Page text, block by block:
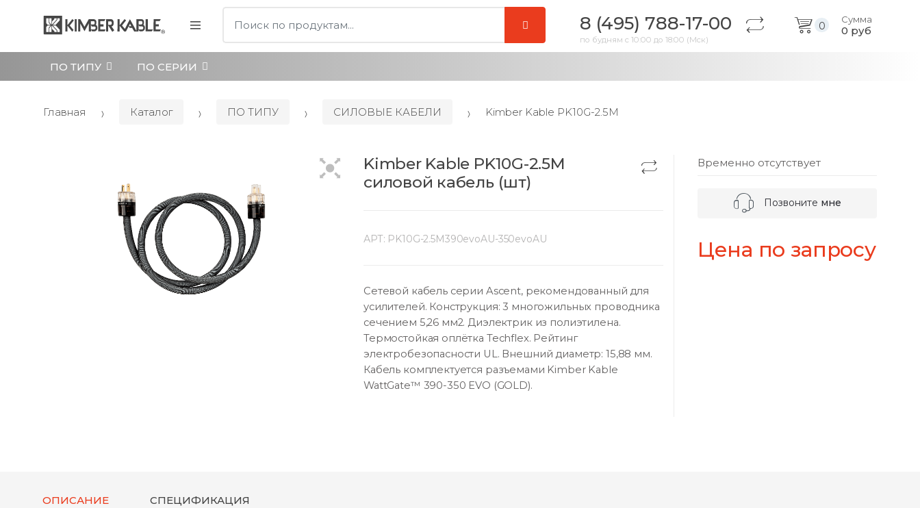
8 (495) 788-17-00
по будням с 10:00 до 18:00 (Мск)
0
Сумма
0 руб
ПО ТИПУ ПО СЕРИИ
Главная Каталог ПО ТИПУ СИЛОВЫЕ КАБЕЛИ Kimber Kable PK10G-2.5M
Kimber Kable PK10G-2.5M
силовой кабель (шт)
АРТ: PK10G-2.5M390evoAU-350evoAU
Сетевой кабель серии Ascent, рекомендованный для
усилителей. Конструкция: 3 многожильных проводника
сечением 5,26 мм2. Диэлектрик из полиэтилена.
Термостойкая оплётка Techflex. Рейтинг
электробезопасности UL. Внешний диаметр: 15,88 мм.
Кабель комплектуется разъемами Kimber Kable
WattGate™ 390-350 EVO (GOLD).
Временно отсутствует
Позвоните мне
Цена по запросу
ОПИСАНИЕ СПЕЦИФИКАЦИЯ